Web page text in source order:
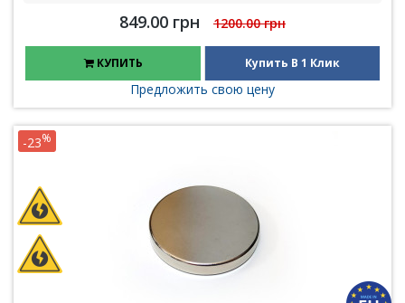
849.00 грн 1200.00 грн
КУПИТЬ Купить В 1 Клик
Предложить свою цену
-23%